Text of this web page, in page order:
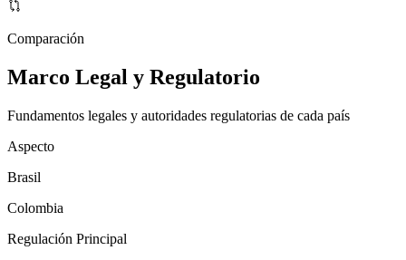
Comparación
Marco Legal y Regulatorio
Fundamentos legales y autoridades regulatorias de cada país
Aspecto
Brasil
Colombia
Regulación Principal